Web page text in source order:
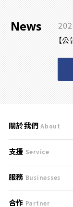
News
【
關於我們 About
刊登規範
服務條款
免責聲明
支援 Service
支援中心
聯絡我們
服務 Businesses
什麼是Goo鑑定？
合作 Partner